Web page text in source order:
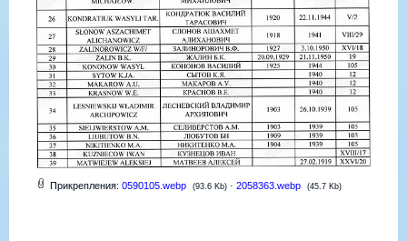
Прикрепления: 0590105.webp (93.6 Kb) · 2058363.webp (45.7 Kb)